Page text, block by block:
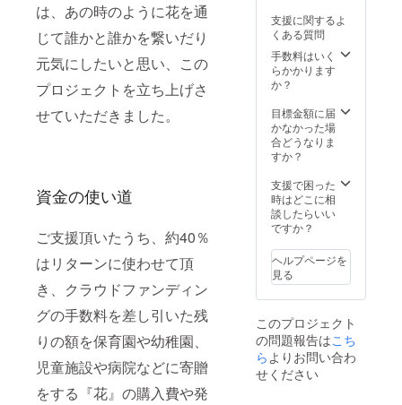
は、あの時のように花を通
じて誰かと誰かを繋いだり
元気にしたいと思い、この
プロジェクトを立ち上げさ
せていただきました。
資金の使い道
ご支援頂いたうち、約40％
はリターンに使わせて頂
き、クラウドファンディン
グの手数料を差し引いた残
りの額を保育園や幼稚園、
児童施設や病院などに寄贈
をする『花』の購入費や発
支援に関するよ
くある質問
手数料はいく
らかかります
か？
目標金額に届
かなかった場
合どうなりま
すか？
支援で困った
時はどこに相
談したらいい
ですか？
ヘルプページを
見る
このプロジェクト
の問題報告はこち
ら よりお問い合わ
せください